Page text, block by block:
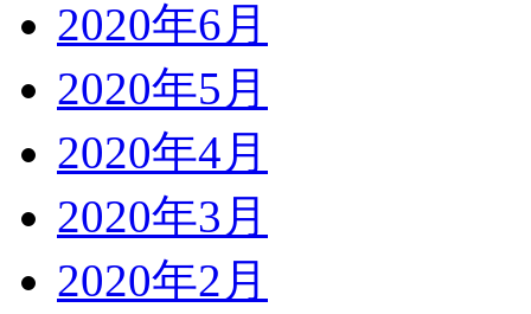
2020年6月
2020年5月
2020年4月
2020年3月
2020年2月